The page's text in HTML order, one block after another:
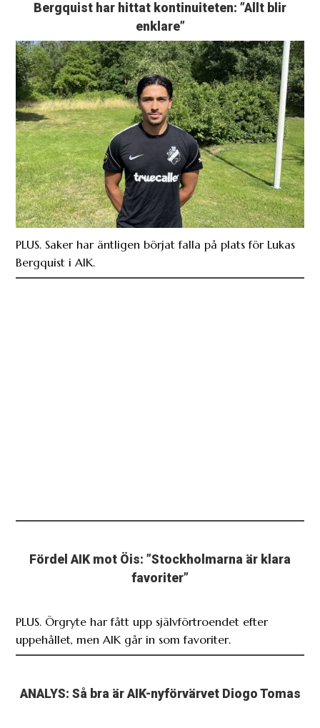
Bergquist har hittat kontinuiteten: ”Allt blir
enklare”
PLUS. Saker har äntligen börjat falla på plats för Lukas
Bergquist i AIK.
Fördel AIK mot Öis: ”Stockholmarna är klara
favoriter”
PLUS. Örgryte har fått upp självförtroendet efter
uppehållet, men AIK går in som favoriter.
ANALYS: Så bra är AIK-nyförvärvet Diogo Tomas